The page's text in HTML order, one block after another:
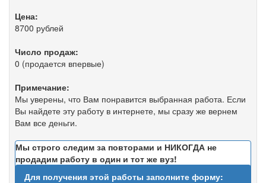
Цена:
8700 рублей
Число продаж:
0 (продается впервые)
Примечание:
Мы уверены, что Вам понравится выбранная работа. Если
Вы найдете эту работу в интернете, мы сразу же вернем
Вам все деньги.
Мы строго следим за повторами и НИКОГДА не
продадим работу в один и тот же вуз!
Для получения этой работы заполните форму: